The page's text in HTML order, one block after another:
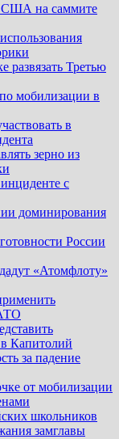
США на саммите
развязать Третью
мобилизации в
в
зерно из
с
доминирования
России
«Атомфлоту»
Капитолий
за падение
от мобилизации
школьников
замглавы